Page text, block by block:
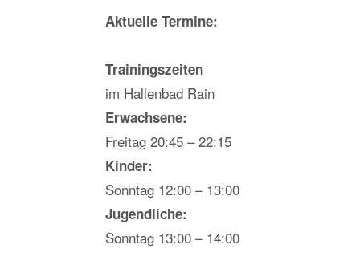
Aktuelle Termine:
Trainingszeiten
im Hallenbad Rain
Erwachsene:
Freitag 20:45 – 22:15
Kinder:
Sonntag 12:00 – 13:00
Jugendliche:
Sonntag 13:00 – 14:00